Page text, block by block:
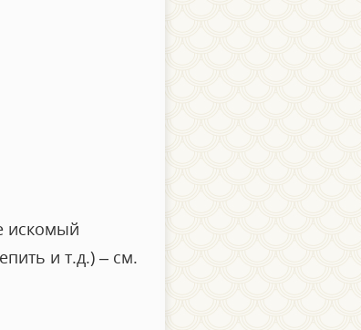
искомый
и т.д.) – см.